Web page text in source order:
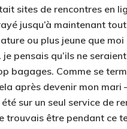
sites de rencontres en
jusqu’à maintenant
ou plus jeune que moi
pensais qu’ils ne
bagages. Comme se
après devenir mon mari
sur un seul service de
trouvais être pendant ce